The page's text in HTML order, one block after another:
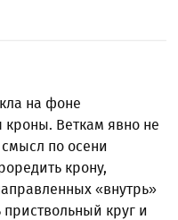
на фоне
Веткам явно не
смысл по осени
крону,
«внутрь»
круг и